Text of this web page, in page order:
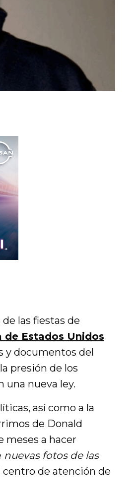
las fiestas de
Estados Unidos
y documentos del
presión de los
una nueva ley.
así como a la
de Donald
meses a hacer
nuevas fotos de las
centro de atención de